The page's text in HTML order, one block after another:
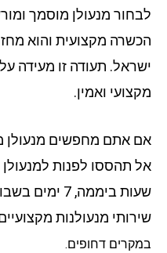
מנעולן מוסמך ומורשה.
מקצועית והוא מחזיק
תעודה זו מעידה על כך
ואמין.
אתם מחפשים מנעולן
שעות ביממה, 7 ימים
מנעולנות מקצועיים,
דחופים.